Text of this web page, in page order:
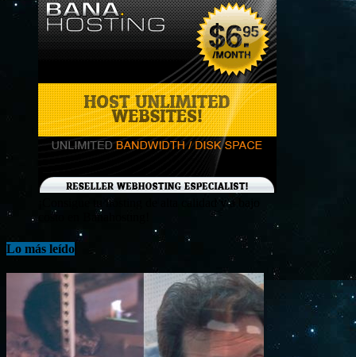
¡Consigue tu hosting de alta calidad y a bajo
costo en Banahosting!
Lo más leído